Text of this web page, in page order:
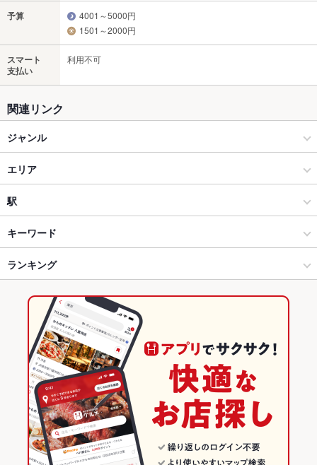
予算
4001～5000円
1501～2000円
スマート
支払い
利用不可
関連リンク
ジャンル
洋食
洋食全般
津 × 洋食
津 × 洋食全般
津新町駅 × 洋食
津新町駅 × 洋食全般
イタリアン・フレンチ
フレンチ
津 × イタリアン・フレンチ
津 × フレンチ
エリア
津市その他
津市その他 × 洋食
津市その他 × 洋食全般
津市その他 × イタリアン・フレンチ
津市その他 × フレンチ
三重 × 洋食
三重 × 洋食全般
三重 × イタリアン・フレンチ
駅
阿漕駅
津駅
津新町駅
キーワード
エビ料理 シチュー
ランキング
三重のグルメランキング
三重の洋食ランキング
津のグルメランキング
津の洋食ランキング
津市その他のグルメランキング